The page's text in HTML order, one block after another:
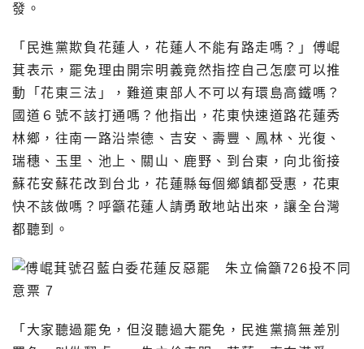
發。
「民進黨欺負花蓮人，花蓮人不能有路走嗎？」傅崐
萁表示，罷免理由開宗明義竟然指控自己怎麼可以推
動「花東三法」，難道東部人不可以有環島高鐵嗎？
國道６號不該打通嗎？他指出，花東快速道路花蓮秀
林鄉，往南一路沿崇德、吉安、壽豐、鳳林、光復、
瑞穗、玉里、池上、關山、鹿野、到台東，向北銜接
蘇花安蘇花改到台北，花蓮縣每個鄉鎮都受惠，花東
快不該做嗎？呼籲花蓮人請勇敢地站出來，讓全台灣
都聽到。
「大家聽過罷免，但沒聽過大罷免，民進黨搞無差別